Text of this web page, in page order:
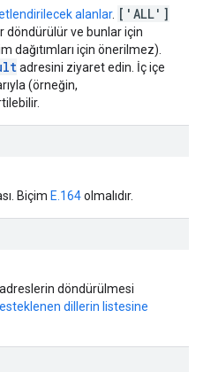
alanlar. ['ALL']
döndürülür ve bunlar için
dağıtımları için önerilmez).
adresini ziyaret edin. İç içe
(örneğin,
Biçim E.164olmalıdır.
döndürülmesi
dillerin listesine